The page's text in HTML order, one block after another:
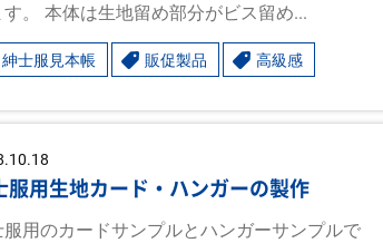
す。 本体は生地留め部分がビス留め...
紳士服見本帳 販促製品 高級感
服用生地カード・ハンガーの製作
服用のカードサンプルとハンガーサンプルで